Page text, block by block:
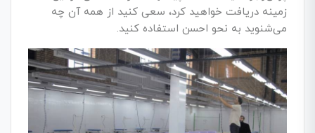
زمینه دریافت خواهید کرد، سعی کنید از همه آن چه
می‌شنوید به نحو احسن استفاده کنید.